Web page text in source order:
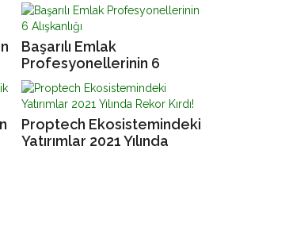
Başarılı Emlak
Profesyonellerinin 6
Alışkanlığı
Proptech Ekosistemindeki
Yatırımlar 2021 Yılında